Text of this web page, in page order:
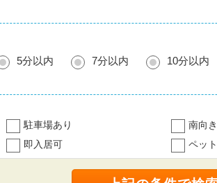
5分以内 7分以内 10分以内
駐車場あり 南向き
即入居可 ペッ